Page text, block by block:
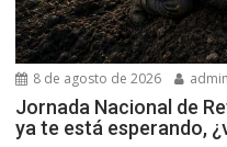
8 de agosto de 2026 admin
Jornada Nacional de
ya te está esperando,